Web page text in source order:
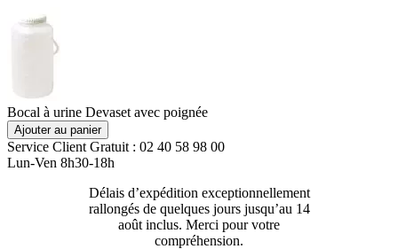
Bocal à urine Devaset avec poignée
Ajouter au panier
Service Client Gratuit : 02 40 58 98 00
Lun-Ven 8h30-18h
Délais d’expédition exceptionnellement
rallongés de quelques jours jusqu’au 14
août inclus. Merci pour votre
compréhension.